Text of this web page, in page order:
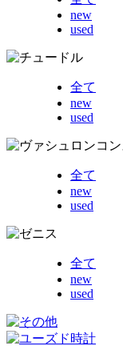
new
used
全て
new
used
全て
new
used
全て
new
used